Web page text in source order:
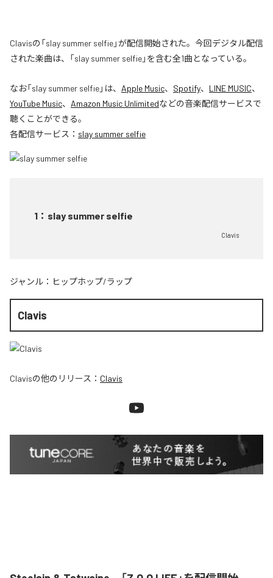
Clavisの「slay summer selfie」が配信開始された。今回デジタル配信
された楽曲は、「slay summer selfie」を含む全1曲となっている。
なお「slay summer selfie」は、 Apple Music、 Spotify、 LINE MUSIC、
YouTube Music、 Amazon Music Unlimitedなどの音楽配信サービスで
聴くことができる。
各配信サービス： slay summer selfie
1 ： slay summer selfie
Clavis
ジャンル： ヒップホップ/ラップ
Clavis
Clavisの他のリリース： Clavis